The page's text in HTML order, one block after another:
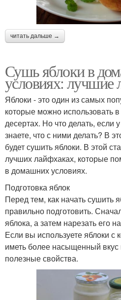
читать дальше →
Сушь яблоки в
условиях: лучшие
Яблоки - это один из самых
которые можно использовать
десертах. Но что делать, если
знаете, что с ними делать? В
будет сушить яблоки. В этой
лучших лайфхаках, которые
в домашних условиях.
Подготовка яблок
Перед тем, как начать сушить
правильно подготовить.
яблока, а затем нарезать его
Если вы используете яблоки с
иметь более насыщенный вкус
полезные свойства.